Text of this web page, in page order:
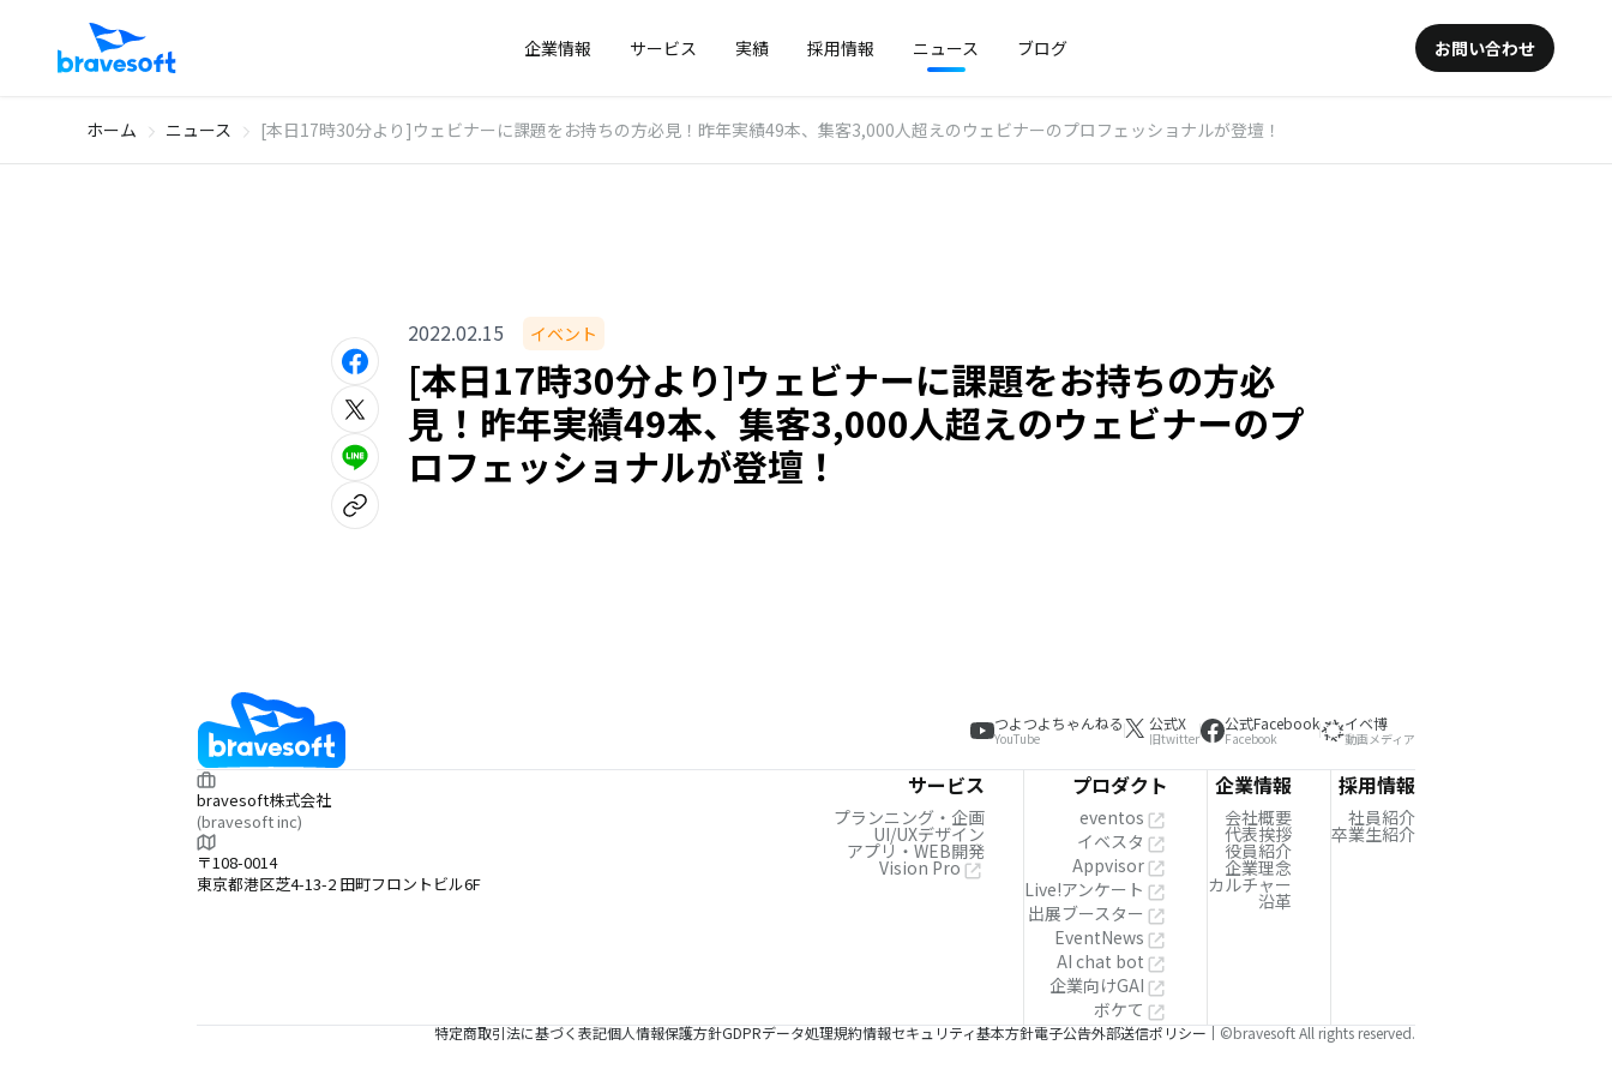
企業情報 サービス 実績 採用情報 ニュース ブログ お問い合わせ
ホーム ニュース [本日17時30分より]ウェビナーに課題をお持ちの方必見！昨年実績49本、集客3,000人超えのウェビナーのプロフェッショナルが登壇！
2022.02.15 イベント
[本日17時30分より]ウェビナーに課題をお持ちの方必
見！昨年実績49本、集客3,000人超えのウェビナーのプ
ロフェッショナルが登壇！
つよつよちゃんねる
YouTube
公式X
旧twitter
公式Facebook
Facebook
イベ博
動画メディア
bravesoft株式会社
(bravesoft inc)
〒108-0014
東京都港区芝4-13-2 田町フロントビル6F
サービス
プランニング・企画
UI/UXデザイン
アプリ・WEB開発
Vision Pro
プロダクト
eventos
イベスタ
Appvisor
Live!アンケート
出展ブースター
EventNews
AI chat bot
企業向けGAI
ボケて
企業情報
会社概要
代表挨拶
役員紹介
企業理念
カルチャー
沿革
採用情報
社員紹介
卒業生紹介
特定商取引法に基づく表記個人情報保護方針GDPRデータ処理規約情報セキュリティ基本方針電子公告外部送信ポリシー ©bravesoft All rights reserved.